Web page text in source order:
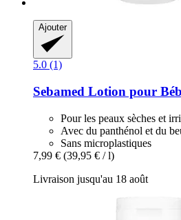
Ajouter
5.0 (1)
Sebamed Lotion pour
Pour les peaux sèches et
Avec du panthénol et du
Sans microplastiques
7,99 € (39,95 € / l)
Livraison jusqu'au 18 août